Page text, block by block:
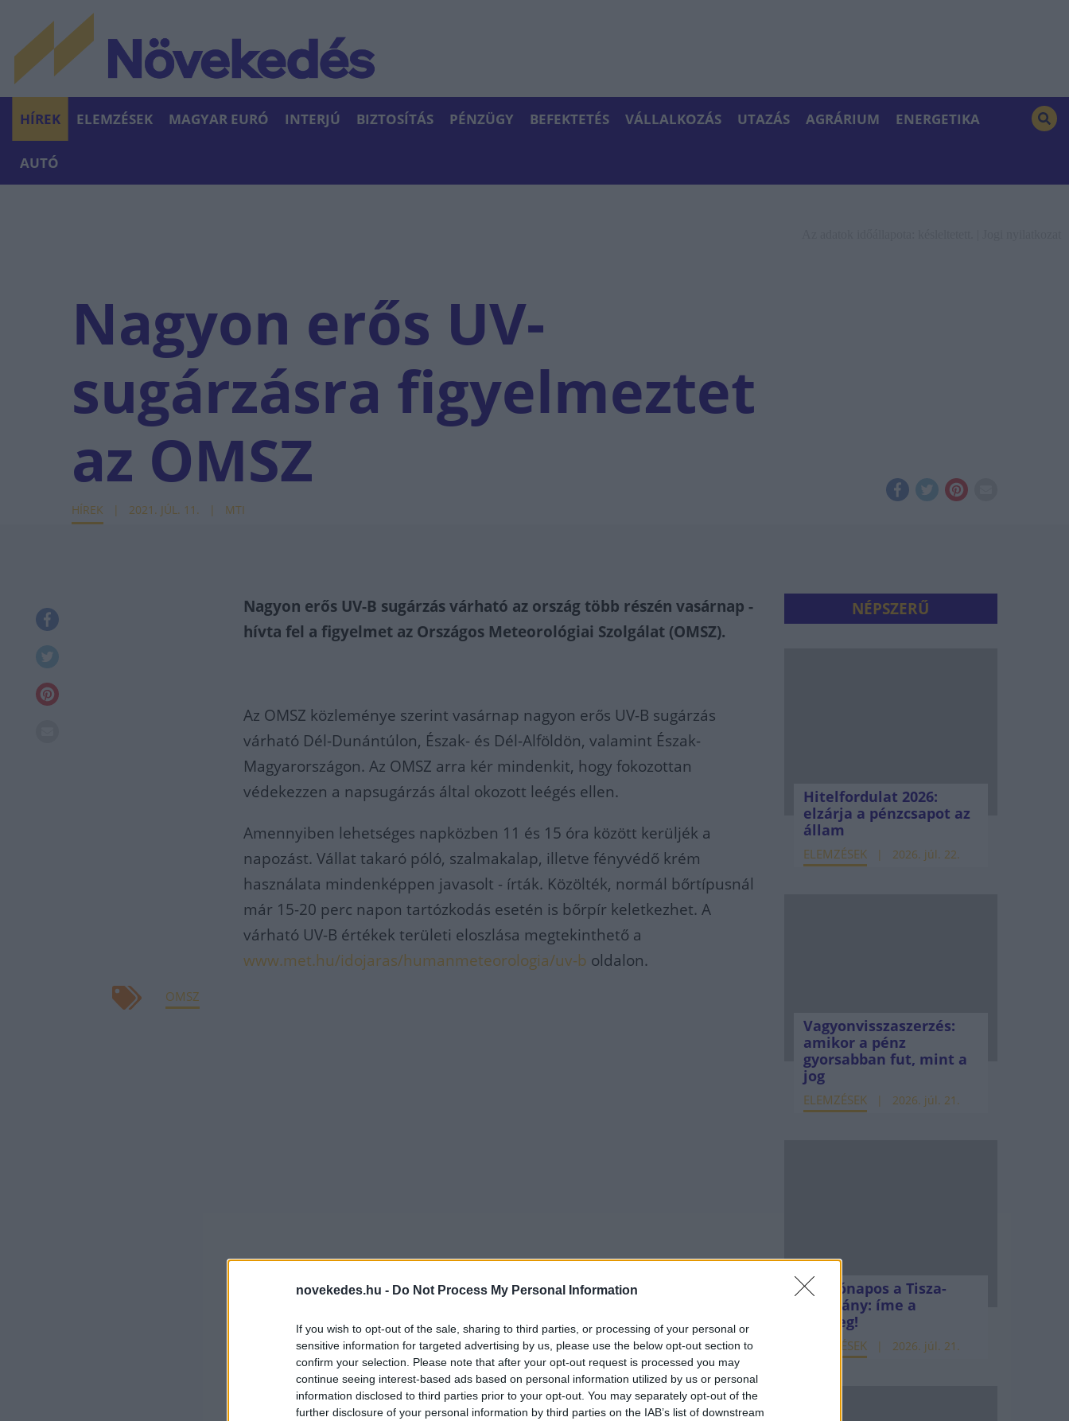
novekedes.hu - Do Not Process My Personal Information
If you wish to opt-out of the sale, sharing to third parties, or processing of your personal or
sensitive information for targeted advertising by us, please use the below opt-out section to
confirm your selection. Please note that after your opt-out request is processed you may
continue seeing interest-based ads based on personal information utilized by us or personal
information disclosed to third parties prior to your opt-out. You may separately opt-out of the
further disclosure of your personal information by third parties on the IAB’s list of downstream
HÍREK ELEMZÉSEK MAGYAR EURÓ INTERJÚ BIZTOSÍTÁS PÉNZÜGY BEFEKTETÉS VÁLLALKOZÁS UTAZÁS AGRÁRIUM ENERGETIKA
AUTÓ
Nagyon erős UV-
sugárzásra figyelmeztet
az OMSZ
HÍREK 2021. JÚL. 11. MTI
Nagyon erős UV-B sugárzás várható az ország több részén vasárnap -
hívta fel a figyelmet az Országos Meteorológiai Szolgálat (OMSZ).
Az OMSZ közleménye szerint vasárnap nagyon erős UV-B sugárzás
várható Dél-Dunántúlon, Észak- és Dél-Alföldön, valamint Észak-
Magyarországon. Az OMSZ arra kér mindenkit, hogy fokozottan
védekezzen a napsugárzás által okozott leégés ellen.
Amennyiben lehetséges napközben 11 és 15 óra között kerüljék a
napozást. Vállat takaró póló, szalmakalap, illetve fényvédő krém
használata mindenképpen javasolt - írták. Közölték, normál bőrtípusnál
már 15-20 perc napon tartózkodás esetén is bőrpír keletkezhet. A
várható UV-B értékek területi eloszlása megtekinthető a
www.met.hu/idojaras/humanmeteorologia/uv-b oldalon.
OMSZ
NÉPSZERŰ
Hitelfordulat 2026:
elzárja a pénzcsapot az
állam
ELEMZÉSEK 2026. júl. 22.
Vagyonvisszaszerzés:
amikor a pénz
gyorsabban fut, mint a
jog
ELEMZÉSEK 2026. júl. 21.
Kéthónapos a Tisza-
kormány: íme a
mérleg!
ELEMZÉSEK 2026. júl. 21.